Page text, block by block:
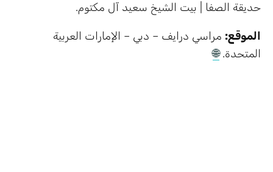
حديقة الصفا | بيت الشيخ سعيد آل مكتوم.
الموقع: مراسي درايف – دبي – الإمارات العربية
المتحدة.🌐